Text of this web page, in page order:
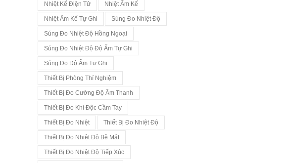
Nhiệt Kế Điện Tử Nhiệt Ẩm Kế
Nhiệt Ẩm Kế Tự Ghi Súng Đo Nhiệt Độ
Súng Đo Nhiệt Độ Hồng Ngoại
Súng Đo Nhiệt Độ Độ Ẩm Tự Ghi
Súng Đo Độ Ẩm Tự Ghi
Thiết Bị Phòng Thí Nghiệm
Thiết Bị Đo Cường Độ Âm Thanh
Thiết Bị Đo Khí Độc Cầm Tay
Thiết Bị Đo Nhiệt Thiết Bị Đo Nhiệt Độ
Thiết Bị Đo Nhiệt Độ Bề Mặt
Thiết Bị Đo Nhiệt Độ Tiếp Xúc